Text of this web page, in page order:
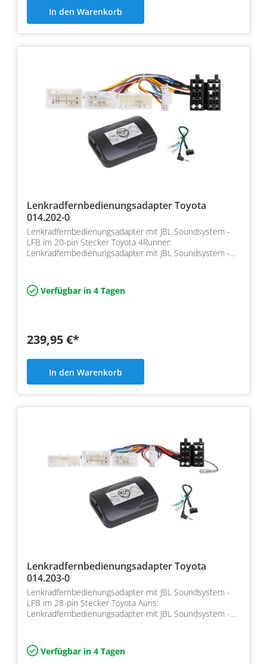
In den Warenkorb
Lenkradfernbedienungsadapter Toyota
014.202-0
Lenkradfernbedienungsadapter mit JBL Soundsystem -
LFB im 20-pin Stecker Toyota 4Runner:
Lenkradfernbedienungsadapter mit JBL Soundsystem -
Verfügbar in 4 Tagen
239,95 €*
In den Warenkorb
Lenkradfernbedienungsadapter Toyota
014.203-0
Lenkradfernbedienungsadapter mit JBL Soundsystem -
LFB im 28-pin Stecker Toyota Auris:
Lenkradfernbedienungsadapter mit JBL Soundsystem -
Verfügbar in 4 Tagen